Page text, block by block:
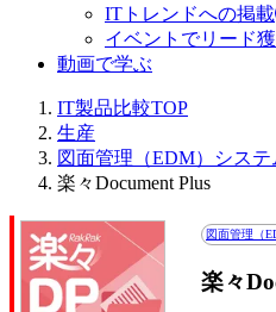
ITトレンドへの掲載
イベントでリード
動画で学ぶ
IT製品比較TOP
生産
図面管理（EDM）システ
楽々Document Plus
図面管理（
楽々